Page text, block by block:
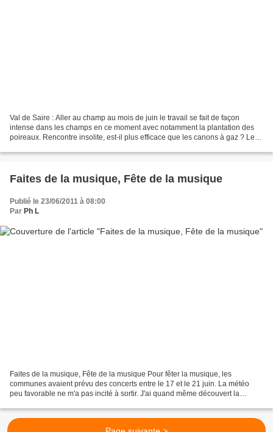
Val de Saire : Aller au champ au mois de juin le travail se fait de façon
intense dans les champs en ce moment avec notamment la plantation des
poireaux. Rencontre insolite, est-il plus efficace que les canons à gaz ? Les
Faites de la musique, Fête de la musique
Publié le 23/06/2011 à 08:00
Par Ph L
Faites de la musique, Fête de la musique Pour fêter la musique, les
communes avaient prévu des concerts entre le 17 et le 21 juin. La météo
peu favorable ne m'a pas incité à sortir. J'ai quand même découvert la